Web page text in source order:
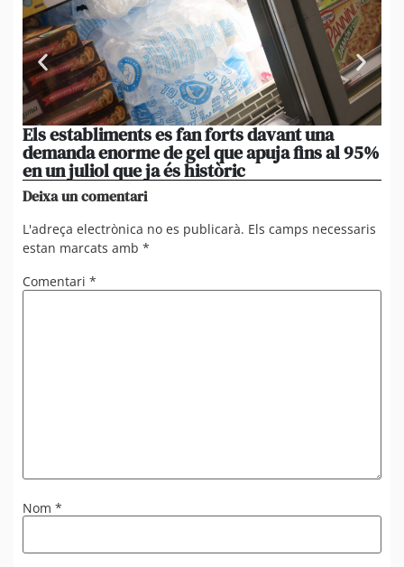
Els establiments es fan forts davant una
demanda enorme de gel que apuja fins al 95%
en un juliol que ja és històric
Deixa un comentari
L'adreça electrònica no es publicarà. Els camps necessaris
estan marcats amb *
Comentari *
Nom *